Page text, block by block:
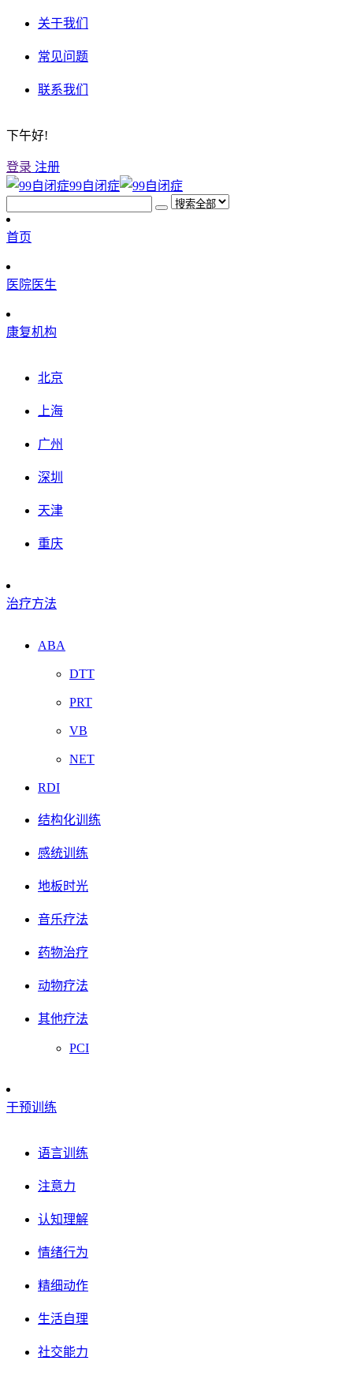
关于我们
常见问题
联系我们
下午好!
登录 注册
99自闭症
首页
医院医生
康复机构
北京
上海
广州
深圳
天津
重庆
治疗方法
ABA
DTT
PRT
VB
NET
RDI
结构化训练
感统训练
地板时光
音乐疗法
药物治疗
动物疗法
其他疗法
PCI
干预训练
语言训练
注意力
认知理解
情绪行为
精细动作
生活自理
社交能力